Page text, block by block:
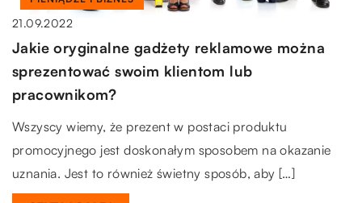
21.09.2022
Jakie oryginalne gadżety reklamowe można
sprezentować swoim klientom lub
pracownikom?
Wszyscy wiemy, że prezent w postaci produktu
promocyjnego jest doskonałym sposobem na okazanie
uznania. Jest to również świetny sposób, aby […]